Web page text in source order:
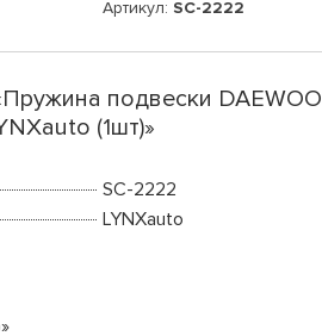
Артикул: SC-2222
подвески DAEWOO
(1шт)»
SC-2222
LYNXauto